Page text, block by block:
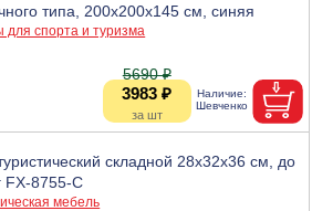
типа, 200х200х145 см, синяя
для спорта и туризма
3983 ₽
5690 ₽
складной 28х32х36 см, до
FX-8755-C
мебель